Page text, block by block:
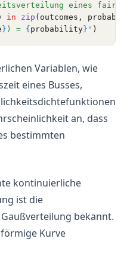
eines
in zip (outcomes,
} ) = { probability } ' )
Variablen, wie
eines Busses,
an, dass
bestimmten
kontinuierliche
ist die
bekannt.
Kurve